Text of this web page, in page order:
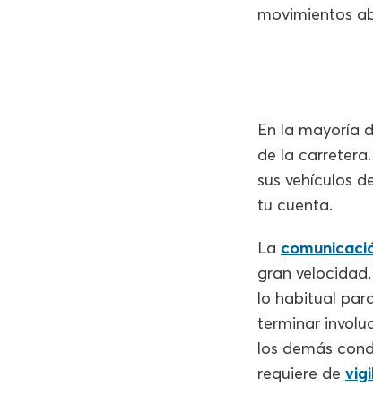
movimientos
En la mayoría
de la
sus vehículos
tu cuenta.
La
gran
lo habitual
terminar
los demás
requiere de